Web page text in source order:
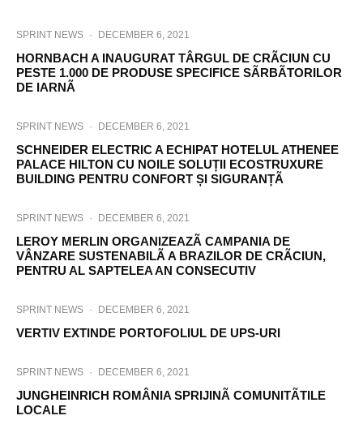
SPRINT NEWS · DECEMBER 6, 2021
HORNBACH A INAUGURAT TÂRGUL DE CRÃCIUN CU
PESTE 1.000 DE PRODUSE SPECIFICE SÃRBÃTORILOR
DE IARNÃ
SPRINT NEWS · DECEMBER 6, 2021
SCHNEIDER ELECTRIC A ECHIPAT HOTELUL ATHENEE
PALACE HILTON CU NOILE SOLUȚII ECOSTRUXURE
BUILDING PENTRU CONFORT ȘI SIGURANȚÃ
SPRINT NEWS · DECEMBER 6, 2021
LEROY MERLIN ORGANIZEAZÃ CAMPANIA DE
VÂNZARE SUSTENABILÃ A BRAZILOR DE CRÃCIUN,
PENTRU AL SAPTELEA AN CONSECUTIV
SPRINT NEWS · DECEMBER 6, 2021
VERTIV EXTINDE PORTOFOLIUL DE UPS-URI
SPRINT NEWS · DECEMBER 6, 2021
JUNGHEINRICH ROMÂNIA SPRIJINÃ COMUNITÃTILE
LOCALE